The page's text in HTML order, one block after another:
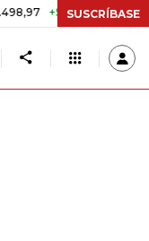
+$ 8.753,81 +2,19%
SUSCRÍBASE